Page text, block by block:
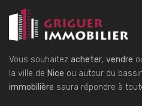
Vous souhaitez acheter, vendre
la ville de Nice ou autour du
immobilière saura répondre à